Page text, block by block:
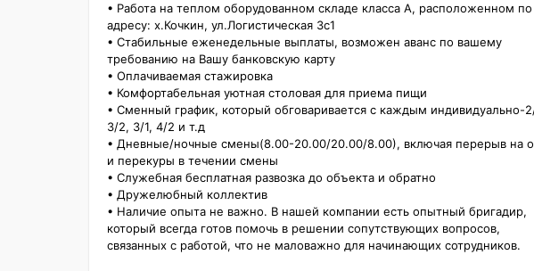
• Работа на теплом оборудованном складе класса А, расположенном по
адресу: х.Кочкин, ул.Логистическая 3с1
• Стабильные еженедельные выплаты, возможен аванс по вашему
требованию на Вашу банковскую карту
• Оплачиваемая стажировка
• Комфортабельная уютная столовая для приема пищи
• Сменный график, который обговаривается с каждым индивидуально-
3/2, 3/1, 4/2 и т.д
• Дневные/ночные смены(8.00-20.00/20.00/8.00), включая перерыв на
и перекуры в течении смены
• Служебная бесплатная развозка до объекта и обратно
• Дружелюбный коллектив
• Наличие опыта не важно. В нашей компании есть опытный бригадир,
который всегда готов помочь в решении сопутствующих вопросов,
связанных с работой, что не маловажно для начинающих сотрудников.